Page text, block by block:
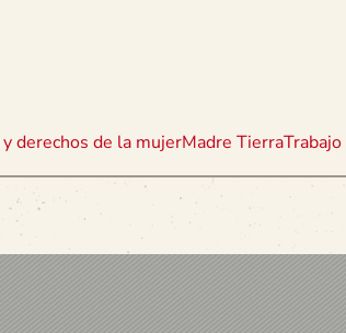
y derechos de la mujerMadre TierraTrabajo